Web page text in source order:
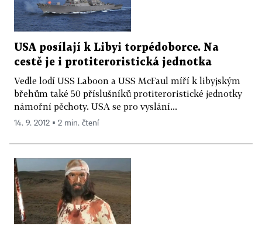
USA posílají k Libyi torpédoborce. Na
cestě je i protiteroristická jednotka
Vedle lodí USS Laboon a USS McFaul míří k libyjským
břehům také 50 příslušníků protiteroristické jednotky
námořní pěchoty. USA se pro vyslání...
14. 9. 2012 ▪ 2 min. čtení